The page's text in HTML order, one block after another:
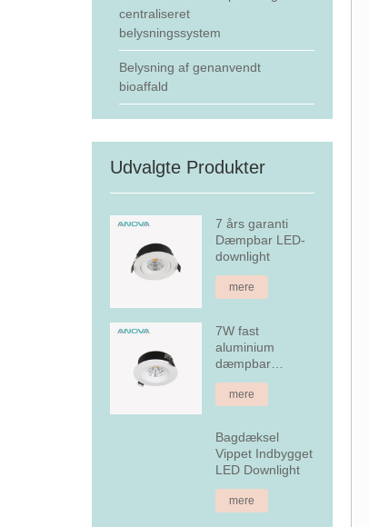
centraliseret
belysningssystem
Belysning af genanvendt
bioaffald
Udvalgte Produkter
7 års garanti
Dæmpbar LED-
downlight
mere
7W fast
aluminium
dæmpbar
forsænket LED
downlight
mere
Bagdæksel
Vippet Indbygget
LED Downlight
mere